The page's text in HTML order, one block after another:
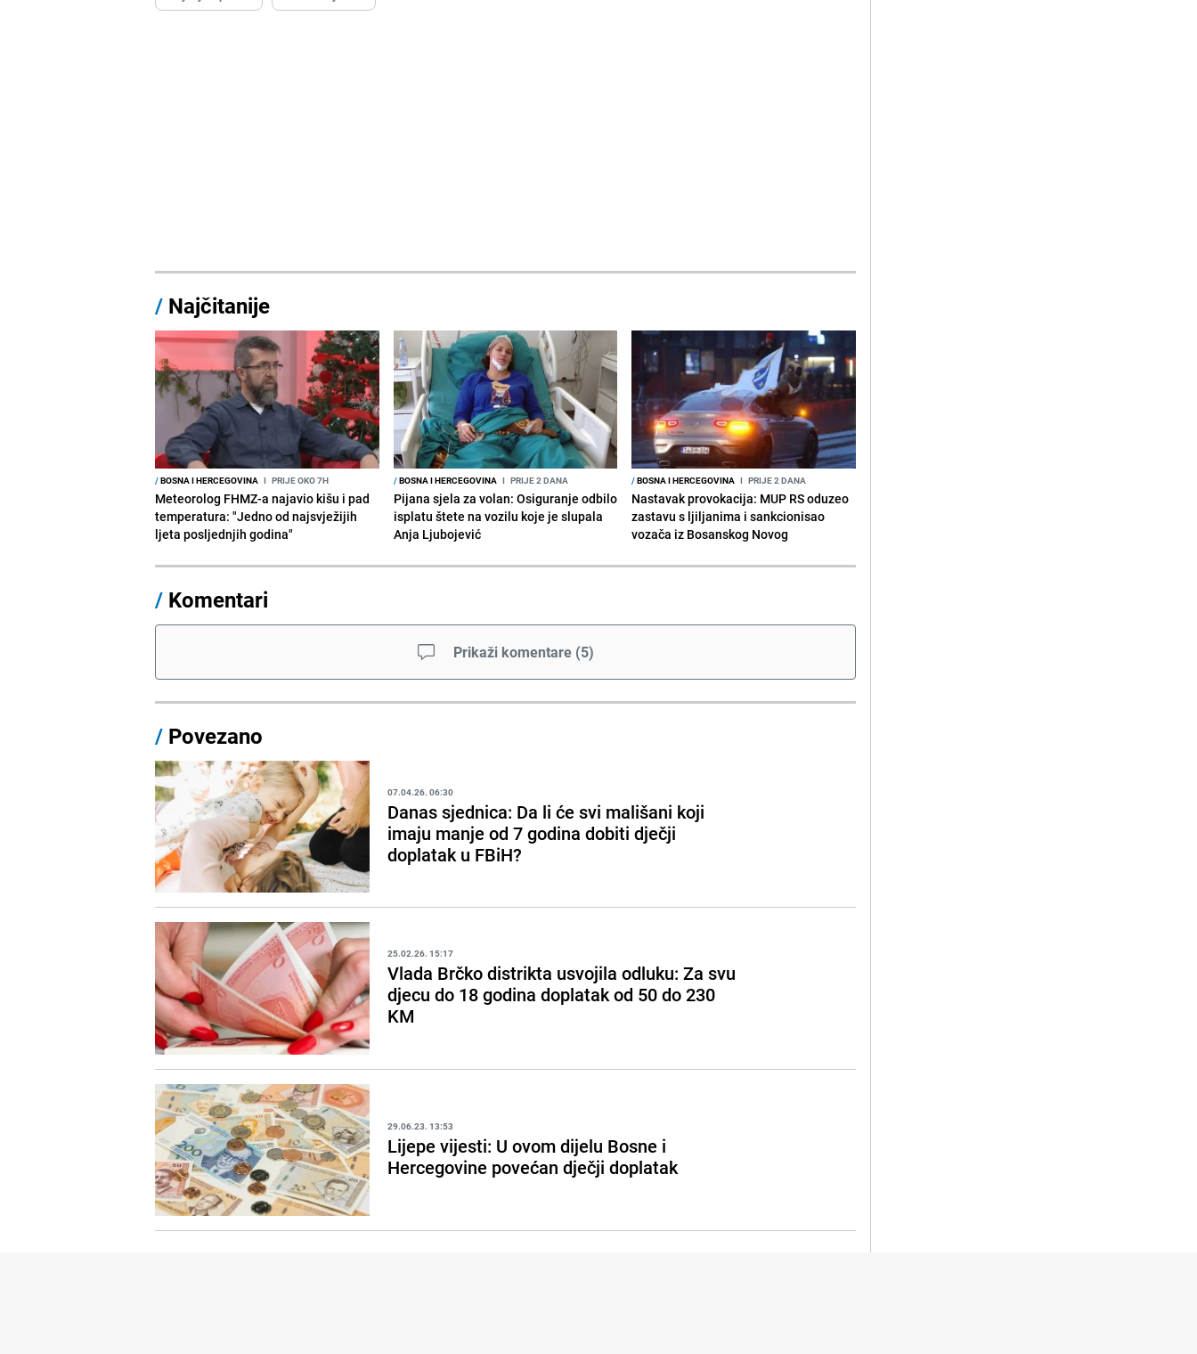
/ Najčitanije
/BOSNA I HERCEGOVINA I PRIJE OKO 7H
Meteorolog FHMZ-a najavio kišu i pad
temperatura: "Jedno od najsvježijih
ljeta posljednjih godina"
/BOSNA I HERCEGOVINA I PRIJE 2 DANA
Pijana sjela za volan: Osiguranje odbilo
isplatu štete na vozilu koje je slupala
Anja Ljubojević
/BOSNA I HERCEGOVINA I PRIJE 2 DANA
Nastavak provokacija: MUP RS oduzeo
zastavu s ljiljanima i sankcionisao
vozača iz Bosanskog Novog
/ Komentari
Prikaži komentare (5)
/ Povezano
07.04.26. 06:30
Danas sjednica: Da li će svi mališani koji
imaju manje od 7 godina dobiti dječji
doplatak u FBiH?
25.02.26. 15:17
Vlada Brčko distrikta usvojila odluku: Za svu
djecu do 18 godina doplatak od 50 do 230
KM
29.06.23. 13:53
Lijepe vijesti: U ovom dijelu Bosne i
Hercegovine povećan dječji doplatak